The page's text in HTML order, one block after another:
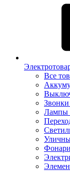
Все
Звонки
Лампы
Фонари